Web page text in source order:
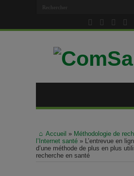
Accueil » Méthodologie de
l’Internet santé » L’entrevue en
d’une méthode de plus en plus
recherche en santé